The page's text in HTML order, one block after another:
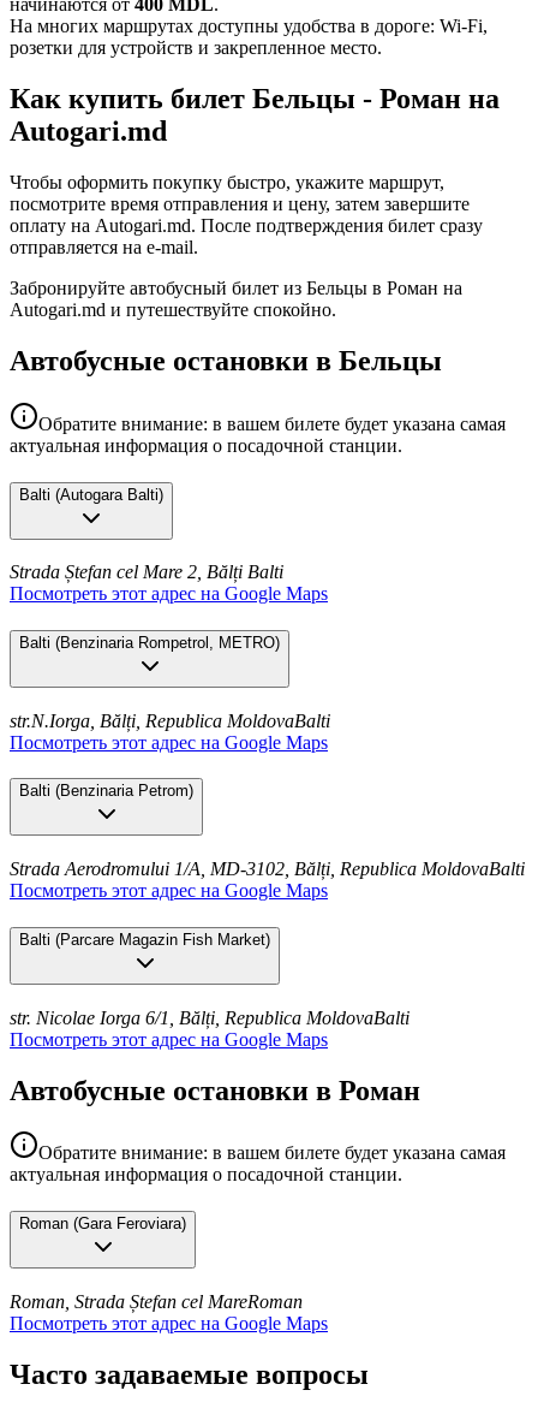
начинаются от 400 MDL.
На многих маршрутах доступны удобства в дороге: Wi-Fi,
розетки для устройств и закрепленное место.
Как купить билет Бельцы - Роман на
Autogari.md
Чтобы оформить покупку быстро, укажите маршрут,
посмотрите время отправления и цену, затем завершите
оплату на Autogari.md. После подтверждения билет сразу
отправляется на e-mail.
Забронируйте автобусный билет из Бельцы в Роман на
Autogari.md и путешествуйте спокойно.
Автобусные остановки в Бельцы
Обратите внимание: в вашем билете будет указана самая
актуальная информация о посадочной станции.
Balti (Autogara Balti)
Strada Ștefan cel Mare 2, Bălți Balti
Посмотреть этот адрес на Google Maps
Balti (Benzinaria Rompetrol, METRO)
str.N.Iorga, Bălți, Republica MoldovaBalti
Посмотреть этот адрес на Google Maps
Balti (Benzinaria Petrom)
Strada Aerodromului 1/A, MD-3102, Bălți, Republica MoldovaBalti
Посмотреть этот адрес на Google Maps
Balti (Parcare Magazin Fish Market)
str. Nicolae Iorga 6/1, Bălți, Republica MoldovaBalti
Посмотреть этот адрес на Google Maps
Автобусные остановки в Роман
Обратите внимание: в вашем билете будет указана самая
актуальная информация о посадочной станции.
Roman (Gara Feroviara)
Roman, Strada Ștefan cel MareRoman
Посмотреть этот адрес на Google Maps
Часто задаваемые вопросы